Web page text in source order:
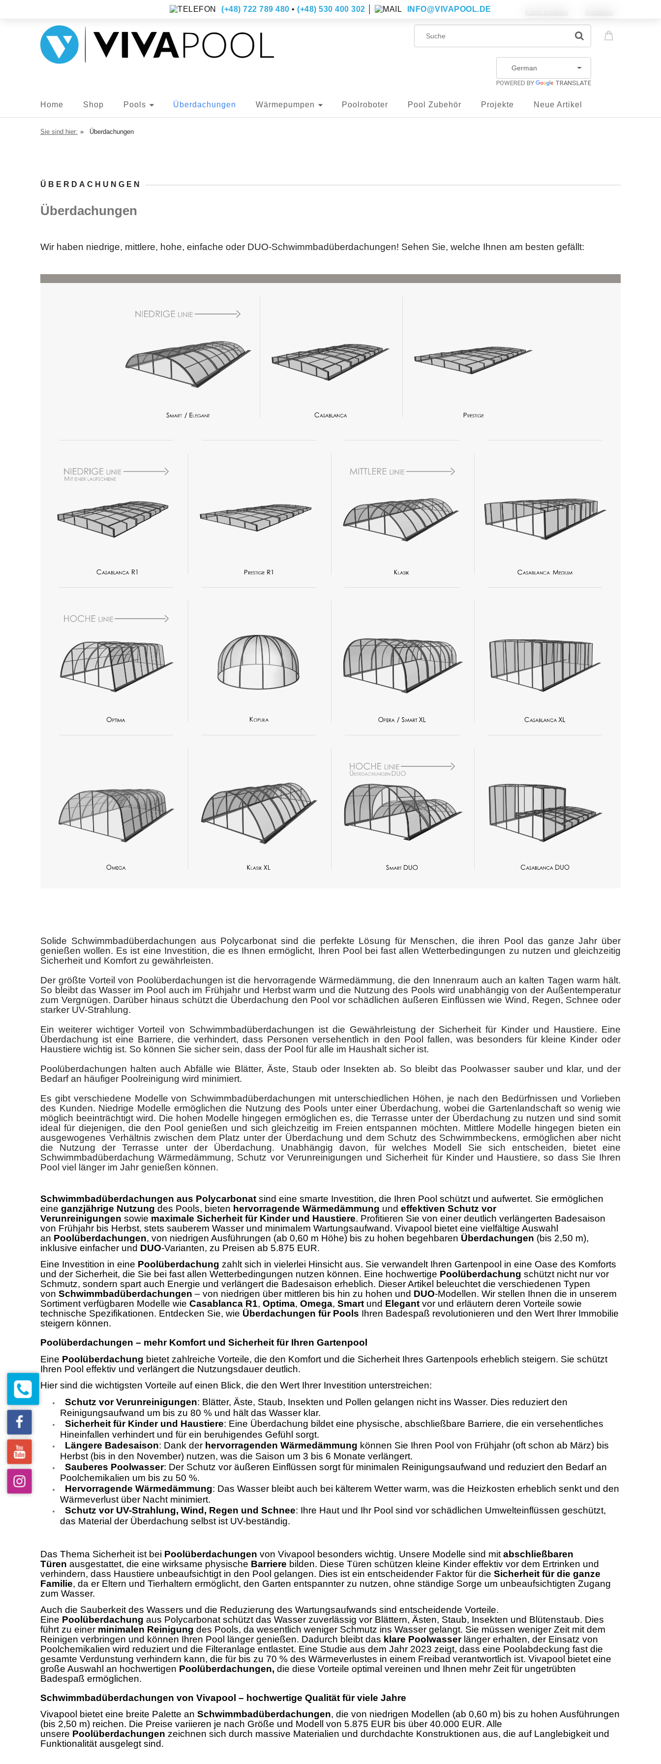
POWERED BY TRANSLATE
Home Shop Pools Überdachungen Wärmepumpen Poolroboter Pool Zubehör Projekte Neue Artikel
Sie sind hier: » Überdachungen
(+48) 722 789 480 •(+48) 530 400 302 INFO@VIVAPOOL.DE
ÜBERDACHUNGEN
Überdachungen
Wir haben niedrige, mittlere, hohe, einfache oder DUO-Schwimmbadüberdachungen! Sehen Sie, welche Ihnen am besten gefällt:
Solide Schwimmbadüberdachungen aus Polycarbonat sind die perfekte Lösung für Menschen, die ihren Pool das ganze Jahr über
genießen wollen. Es ist eine Investition, die es Ihnen ermöglicht, Ihren Pool bei fast allen Wetterbedingungen zu nutzen und gleichzeitig
Sicherheit und Komfort zu gewährleisten.
Der größte Vorteil von Poolüberdachungen ist die hervorragende Wärmedämmung, die den Innenraum auch an kalten Tagen warm hält.
So bleibt das Wasser im Pool auch im Frühjahr und Herbst warm und die Nutzung des Pools wird unabhängig von der Außentemperatur
zum Vergnügen. Darüber hinaus schützt die Überdachung den Pool vor schädlichen äußeren Einflüssen wie Wind, Regen, Schnee oder
starker UV-Strahlung.
Ein weiterer wichtiger Vorteil von Schwimmbadüberdachungen ist die Gewährleistung der Sicherheit für Kinder und Haustiere. Eine
Überdachung ist eine Barriere, die verhindert, dass Personen versehentlich in den Pool fallen, was besonders für kleine Kinder oder
Haustiere wichtig ist. So können Sie sicher sein, dass der Pool für alle im Haushalt sicher ist.
Poolüberdachungen halten auch Abfälle wie Blätter, Äste, Staub oder Insekten ab. So bleibt das Poolwasser sauber und klar, und der
Bedarf an häufiger Poolreinigung wird minimiert.
Es gibt verschiedene Modelle von Schwimmbadüberdachungen mit unterschiedlichen Höhen, je nach den Bedürfnissen und Vorlieben
des Kunden. Niedrige Modelle ermöglichen die Nutzung des Pools unter einer Überdachung, wobei die Gartenlandschaft so wenig wie
möglich beeinträchtigt wird. Die hohen Modelle hingegen ermöglichen es, die Terrasse unter der Überdachung zu nutzen und sind somit
ideal für diejenigen, die den Pool genießen und sich gleichzeitig im Freien entspannen möchten. Mittlere Modelle hingegen bieten ein
ausgewogenes Verhältnis zwischen dem Platz unter der Überdachung und dem Schutz des Schwimmbeckens, ermöglichen aber nicht
die Nutzung der Terrasse unter der Überdachung. Unabhängig davon, für welches Modell Sie sich entscheiden, bietet eine
Schwimmbadüberdachung Wärmedämmung, Schutz vor Verunreinigungen und Sicherheit für Kinder und Haustiere, so dass Sie Ihren
Pool viel länger im Jahr genießen können.
Schwimmbadüberdachungen aus Polycarbonat sind eine smarte Investition, die Ihren Pool schützt und aufwertet. Sie ermöglichen
eine ganzjährige Nutzung des Pools, bieten hervorragende Wärmedämmung und effektiven Schutz vor
Verunreinigungen sowie maximale Sicherheit für Kinder und Haustiere. Profitieren Sie von einer deutlich verlängerten Badesaison
von Frühjahr bis Herbst, stets sauberem Wasser und minimalem Wartungsaufwand. Vivapool bietet eine vielfältige Auswahl
an Poolüberdachungen, von niedrigen Ausführungen (ab 0,60 m Höhe) bis zu hohen begehbaren Überdachungen (bis 2,50 m),
inklusive einfacher und DUO-Varianten, zu Preisen ab 5.875 EUR.
Eine Investition in eine Poolüberdachung zahlt sich in vielerlei Hinsicht aus. Sie verwandelt Ihren Gartenpool in eine Oase des Komforts
und der Sicherheit, die Sie bei fast allen Wetterbedingungen nutzen können. Eine hochwertige Poolüberdachung schützt nicht nur vor
Schmutz, sondern spart auch Energie und verlängert die Badesaison erheblich. Dieser Artikel beleuchtet die verschiedenen Typen
von Schwimmbadüberdachungen – von niedrigen über mittleren bis hin zu hohen und DUO-Modellen. Wir stellen Ihnen die in unserem
Sortiment verfügbaren Modelle wie Casablanca R1, Optima, Omega, Smart und Elegant vor und erläutern deren Vorteile sowie
technische Spezifikationen. Entdecken Sie, wie Überdachungen für Pools Ihren Badespaß revolutionieren und den Wert Ihrer Immobilie
steigern können.
Poolüberdachungen – mehr Komfort und Sicherheit für Ihren Gartenpool
Eine Poolüberdachung bietet zahlreiche Vorteile, die den Komfort und die Sicherheit Ihres Gartenpools erheblich steigern. Sie schützt
Ihren Pool effektiv und verlängert die Nutzungsdauer deutlich.
Hier sind die wichtigsten Vorteile auf einen Blick, die den Wert Ihrer Investition unterstreichen:
Schutz vor Verunreinigungen: Blätter, Äste, Staub, Insekten und Pollen gelangen nicht ins Wasser. Dies reduziert den
Reinigungsaufwand um bis zu 80 % und hält das Wasser klar.
Sicherheit für Kinder und Haustiere: Eine Überdachung bildet eine physische, abschließbare Barriere, die ein versehentliches
Hineinfallen verhindert und für ein beruhigendes Gefühl sorgt.
Längere Badesaison: Dank der hervorragenden Wärmedämmung können Sie Ihren Pool von Frühjahr (oft schon ab März) bis
Herbst (bis in den November) nutzen, was die Saison um 3 bis 6 Monate verlängert.
Sauberes Poolwasser: Der Schutz vor äußeren Einflüssen sorgt für minimalen Reinigungsaufwand und reduziert den Bedarf an
Poolchemikalien um bis zu 50 %.
Hervorragende Wärmedämmung: Das Wasser bleibt auch bei kälterem Wetter warm, was die Heizkosten erheblich senkt und den
Wärmeverlust über Nacht minimiert.
Schutz vor UV-Strahlung, Wind, Regen und Schnee: Ihre Haut und Ihr Pool sind vor schädlichen Umwelteinflüssen geschützt,
das Material der Überdachung selbst ist UV-beständig.
Das Thema Sicherheit ist bei Poolüberdachungen von Vivapool besonders wichtig. Unsere Modelle sind mit abschließbaren
Türen ausgestattet, die eine wirksame physische Barriere bilden. Diese Türen schützen kleine Kinder effektiv vor dem Ertrinken und
verhindern, dass Haustiere unbeaufsichtigt in den Pool gelangen. Dies ist ein entscheidender Faktor für die Sicherheit für die ganze
Familie, da er Eltern und Tierhaltern ermöglicht, den Garten entspannter zu nutzen, ohne ständige Sorge um unbeaufsichtigten Zugang
zum Wasser.
Auch die Sauberkeit des Wassers und die Reduzierung des Wartungsaufwands sind entscheidende Vorteile.
Eine Poolüberdachung aus Polycarbonat schützt das Wasser zuverlässig vor Blättern, Ästen, Staub, Insekten und Blütenstaub. Dies
führt zu einer minimalen Reinigung des Pools, da wesentlich weniger Schmutz ins Wasser gelangt. Sie müssen weniger Zeit mit dem
Reinigen verbringen und können Ihren Pool länger genießen. Dadurch bleibt das klare Poolwasserlänger erhalten, der Einsatz von
Poolchemikalien wird reduziert und die Filteranlage entlastet. Eine Studie aus dem Jahr 2023 zeigt, dass eine Poolabdeckung fast die
gesamte Verdunstung verhindern kann, die für bis zu 70 % des Wärmeverlustes in einem Freibad verantwortlich ist. Vivapool bietet eine
große Auswahl an hochwertigen Poolüberdachungen, die diese Vorteile optimal vereinen und Ihnen mehr Zeit für ungetrübten
Badespaß ermöglichen.
Schwimmbadüberdachungen von Vivapool – hochwertige Qualität für viele Jahre
Vivapool bietet eine breite Palette an Schwimmbadüberdachungen, die von niedrigen Modellen (ab 0,60 m) bis zu hohen Ausführungen
(bis 2,50 m) reichen. Die Preise variieren je nach Größe und Modell von 5.875 EUR bis über 40.000 EUR. Alle
unsere Poolüberdachungen zeichnen sich durch massive Materialien und durchdachte Konstruktionen aus, die auf Langlebigkeit und
Funktionalität ausgelegt sind.